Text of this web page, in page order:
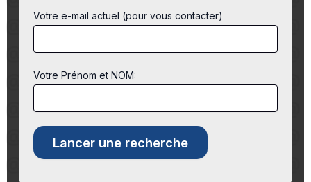
Votre e-mail actuel (pour vous contacter)
Votre Prénom et NOM: